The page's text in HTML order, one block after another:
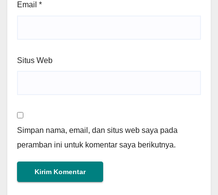
Email *
Situs Web
Simpan nama, email, dan situs web saya pada
peramban ini untuk komentar saya berikutnya.